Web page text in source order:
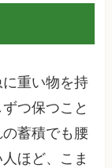
重い物を持
つ保つこと
蓄積でも腰
ほど、こま